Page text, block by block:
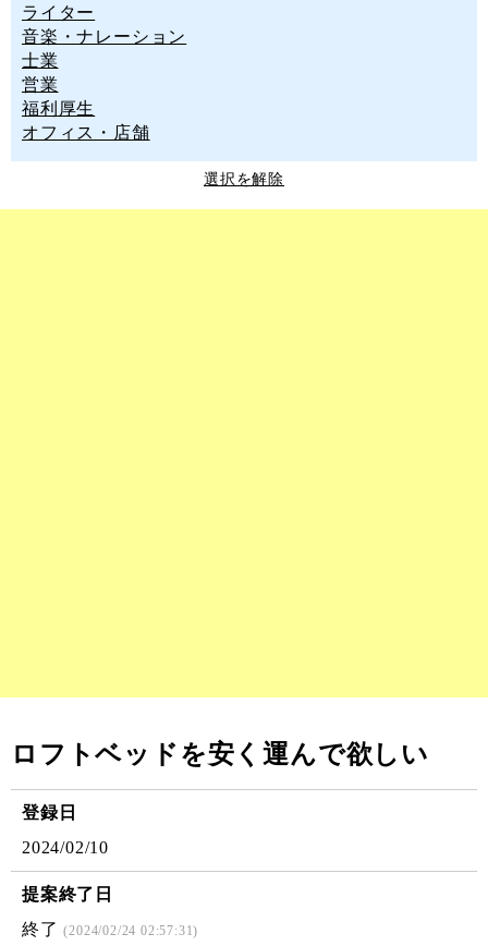
ライター
音楽・ナレーション
士業
営業
福利厚生
オフィス・店舗
選択を解除
ロフトベッドを安く運んで欲しい
登録日
2024/02/10
提案終了日
終了 (2024/02/24 02:57:31)